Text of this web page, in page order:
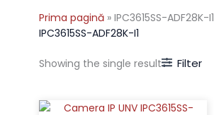
Prima pagină » IPC3615SS-ADF28K-I1
IPC3615SS-ADF28K-I1
Showing the single result Filter